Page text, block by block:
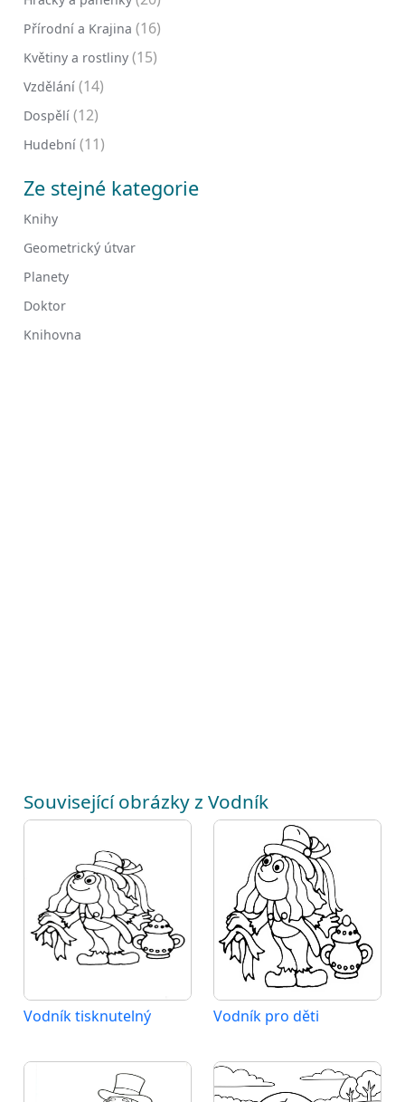
Přírodní a Krajina (16)
Květiny a rostliny (15)
Vzdělání (14)
Dospělí (12)
Hudební (11)
Ze stejné kategorie
Knihy
Geometrický útvar
Planety
Doktor
Knihovna
Související obrázky z Vodník
Vodník tisknutelný Vodník pro děti